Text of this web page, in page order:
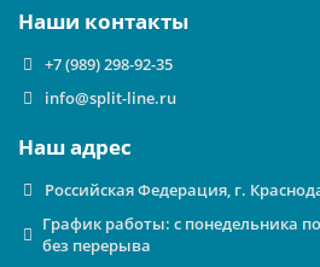
комфортном для офиса или
Наружный блок выполнен из
порошковым покрытием,
атмосферным осадкам,
Краснодарского края.
Энергоэффективность в
неинверторную архитектуру,
Наши контакты
+7 (989) 298-92-35
info@split-line.ru
Наш адрес
Российская Федерация, г.
График работы: с понедельника
без перерыва